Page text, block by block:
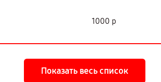
1000 р
Показать весь список